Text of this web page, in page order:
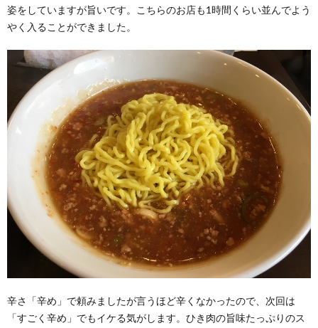
姿をしていますが旨いです。こちらのお店も1時間くらい並んでよう
やく入ることができました。
辛さ「辛め」で頼みましたが言うほど辛くなかったので、次回は
「すごく辛め」でもイケる気がします。ひき肉の旨味たっぷりのス